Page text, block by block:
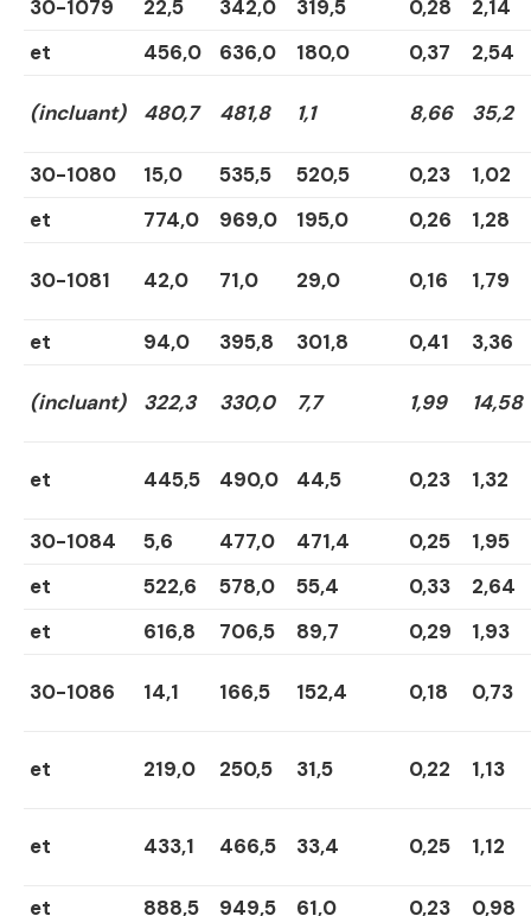
30-1079 22,5 342,0 319,5 0,28
2,14
et
456,0 636,0 180,0 0,37 2,54
(incluant) 480,7 481,8 1,1 8,66 35,2
30-1080 15,0 535,5 520,5 0,23
1,02
et
774,0 969,0 195,0 0,26 1,28
30-1081 42,0 71,0 29,0 0,16 1,79
et 94,0 395,8 301,8 0,41 3,36
(incluant) 322,3 330,0 7,7 1,99 14,58
et 445,5 490,0 44,5 0,23 1,32
30-1084 5,6 477,0 471,4 0,25
1,95
et
522,6 578,0 55,4 0,33
2,64
et
616,8 706,5 89,7 0,29 1,93
30-1086 14,1 166,5 152,4 0,18 0,73
et 219,0 250,5 31,5 0,22 1,13
et 433,1 466,5 33,4 0,25 1,12
et 888,5 949,5 61,0 0,23 0,98